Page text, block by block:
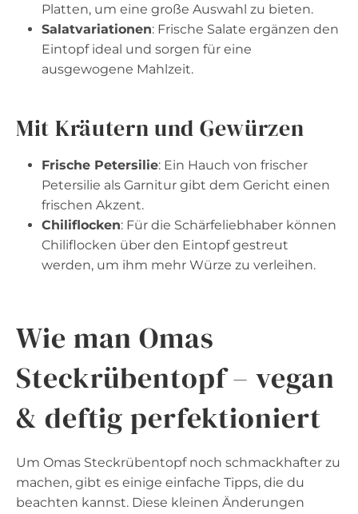
Platten, um eine große Auswahl zu bieten.
Salatvariationen: Frische Salate ergänzen den
Eintopf ideal und sorgen für eine
ausgewogene Mahlzeit.
Mit Kräutern und Gewürzen
Frische Petersilie: Ein Hauch von frischer
Petersilie als Garnitur gibt dem Gericht einen
frischen Akzent.
Chiliflocken: Für die Schärfeliebhaber können
Chiliflocken über den Eintopf gestreut
werden, um ihm mehr Würze zu verleihen.
Wie man Omas
Steckrübentopf – vegan
& deftig perfektioniert
Um Omas Steckrübentopf noch schmackhafter zu
machen, gibt es einige einfache Tipps, die du
beachten kannst. Diese kleinen Änderungen